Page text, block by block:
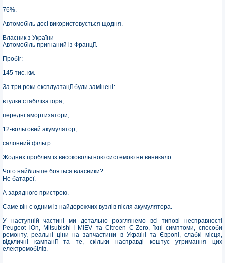
76%.
Автомобіль досі використовується щодня.
Власник з України
Автомобіль пригнаний із Франції.
Пробіг:
145 тис. км.
За три роки експлуатації були замінені:
втулки стабілізатора;
передні амортизатори;
12-вольтовий акумулятор;
салонний фільтр.
Жодних проблем із високовольтною системою не виникало.
Чого найбільше бояться власники?
Не батареї.
А зарядного пристрою.
Саме він є одним із найдорожчих вузлів після акумулятора.
У наступній частині ми детально розглянемо всі типові несправності
Peugeot iOn, Mitsubishi i-MiEV та Citroen C-Zero, їхні симптоми, способи
ремонту, реальні ціни на запчастини в Україні та Європі, слабкі місця,
відкличні кампанії та те, скільки насправді коштує утримання цих
електромобілів.